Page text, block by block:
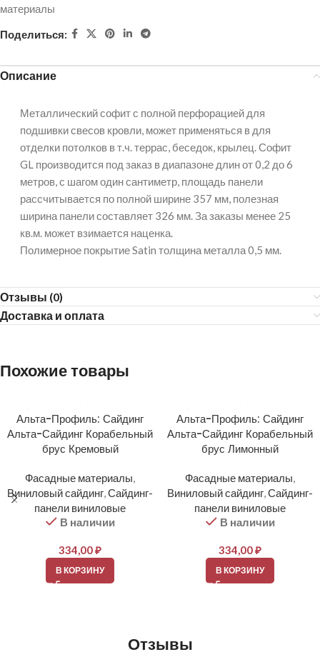
материалы
Поделиться:
Описание
Металлический софит с полной перфорацией для
подшивки свесов кровли, может применяться в для
отделки потолков в т.ч. террас, беседок, крылец. Софит
GL производится под заказ в диапазоне длин от 0,2 до 6
метров, с шагом один сантиметр, площадь панели
рассчитывается по полной ширине 357 мм, полезная
ширина панели составляет 326 мм. За заказы менее 25
кв.м. может взимается наценка.
Полимерное покрытие Satin толщина металла 0,5 мм.
Отзывы (0)
Доставка и оплата
Похожие товары
Альта-Профиль: Сайдинг
Альта-Сайдинг Корабельный
брус Кремовый
Фасадные материалы,
Виниловый сайдинг,Сайдинг-
панели виниловые
В наличии
334,00₽
В КОРЗИНУ
Альта-Профиль: Сайдинг
Альта-Сайдинг Корабельный
брус Лимонный
Фасадные материалы,
Виниловый сайдинг,Сайдинг-
панели виниловые
В наличии
334,00₽
В КОРЗИНУ
Отзывы